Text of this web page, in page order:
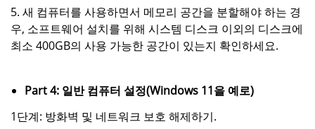
5. 새 컴퓨터를 사용하면서 메모리 공간을 분할해야 하는 경
우, 소프트웨어 설치를 위해 시스템 디스크 이외의 디스크에
최소 400GB의 사용 가능한 공간이 있는지 확인하세요.
Part 4: 일반 컴퓨터 설정(Windows 11을 예로)
1단계: 방화벽 및 네트워크 보호 해제하기.